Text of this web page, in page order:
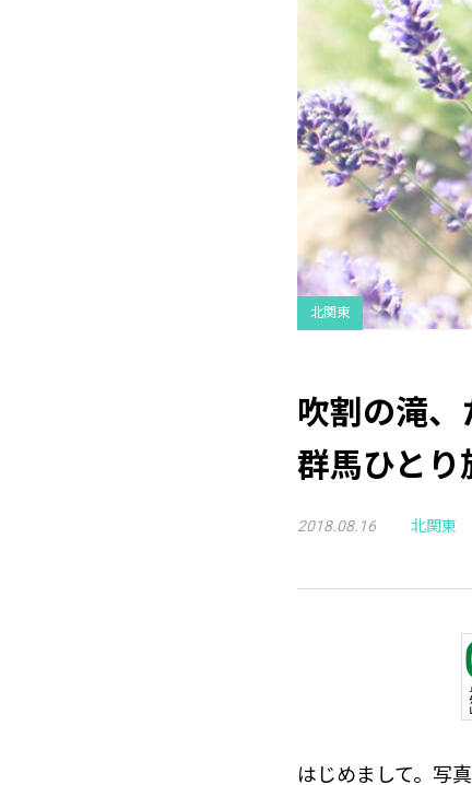
北関東
吹割の滝
群馬ひとり
2018.08.16 北関東
はじめまして。写